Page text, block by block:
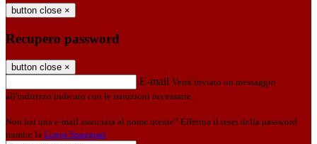
button close ×
Recupero password
button close ×
E-mail Verrà inviato un messaggio
all'indirizzo indicato con le istruzioni necessarie.
Non hai una e-mail associata al nome utente? Effettua il reset della password
tramite la Login Spaggiari